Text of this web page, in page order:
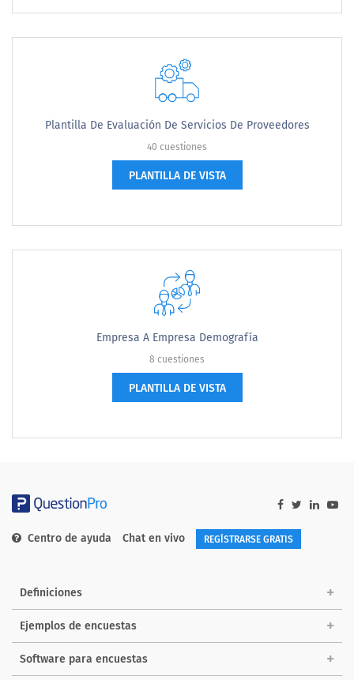
Plantilla De Evaluación De Servicios De Proveedores
40 cuestiones
PLANTILLA DE VISTA
Empresa A Empresa Demografía
8 cuestiones
PLANTILLA DE VISTA
Centro de ayuda Chat en vivo REGÍSTRARSE GRATIS
Definiciones
Ejemplos de encuestas
Software para encuestas